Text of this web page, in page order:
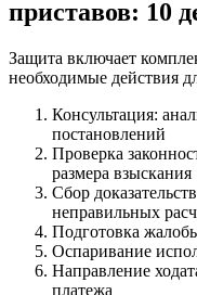
приставов: 10
Защита включает
необходимые действия
Консультация:
постановлений
Проверка
размера взыскания
Сбор
неправильных
Подготовка
Оспаривание
Направление
платежа